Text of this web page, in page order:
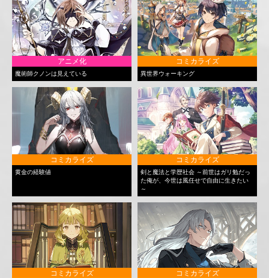
アニメ化
魔術師クノンは見えている
コミカライズ
異世界ウォーキング
コミカライズ
黄金の経験値
コミカライズ
剣と魔法と学歴社会 ～前世はガリ勉だっ
た俺が、今世は風任せで自由に生きたい
～
コミカライズ コミカライズ